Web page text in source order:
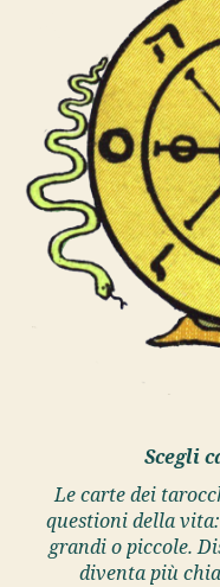
Scegli
Le carte dei
questioni della
grandi o piccole.
diventa più